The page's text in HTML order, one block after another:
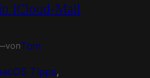
iCloud-Mail
vonTom
Tipps